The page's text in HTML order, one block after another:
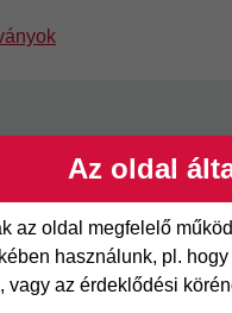
Az oldal
az oldal megfelelő
használunk, pl.
vagy az érdeklődési
Expressz
részletfizetés